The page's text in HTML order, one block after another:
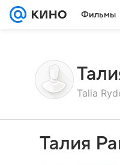
Фильмы
Talia
Талия